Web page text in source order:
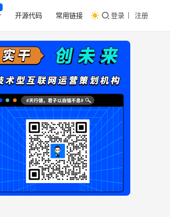
开源代码 常用链接 登录 注册